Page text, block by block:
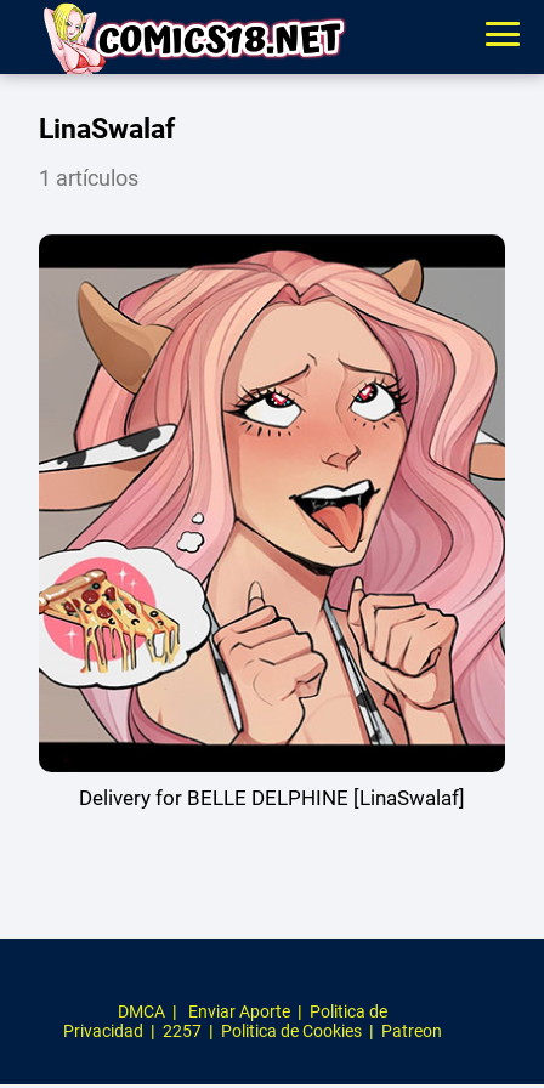
LinaSwalaf
1 artículos
Delivery for BELLE DELPHINE [LinaSwalaf]
DMCA | Enviar Aporte | Politica de
Privacidad | 2257 | Politica de Cookies | Patreon